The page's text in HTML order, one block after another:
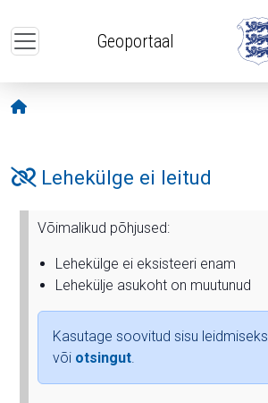
Geoportaal
Avaleht
Lehekülge ei leitud
Võimalikud põhjused:
Lehekülge ei eksisteeri enam
Lehekülje asukoht on muutunud
Kasutage soovitud sisu leidmiseks
või otsingut.